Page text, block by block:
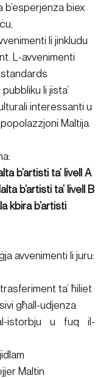
biex
li jinkludu
L-avvenimenti
li jista’
interessanti u
Maltija.
b’artisti ta’ livell A
b’artisti ta’ livell B
kbira b’artisti
avvenimenti li juru:
ta’ ħiliet
għall-udjenza
istorbju u fuq il-
Maltin